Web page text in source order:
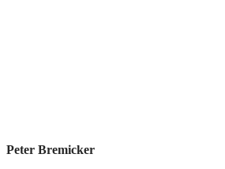
Peter Bremicker